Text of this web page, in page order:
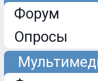
Форум
Опросы